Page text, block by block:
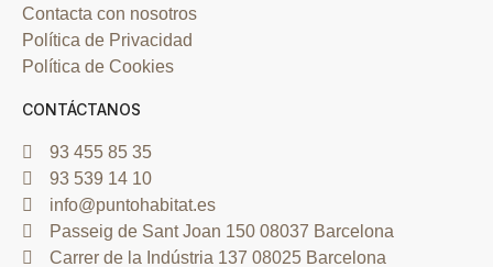
Contacta con nosotros
Política de Privacidad
Política de Cookies
CONTÁCTANOS
93 455 85 35
93 539 14 10
info@puntohabitat.es
Passeig de Sant Joan 150 08037 Barcelona
Carrer de la Indústria 137 08025 Barcelona